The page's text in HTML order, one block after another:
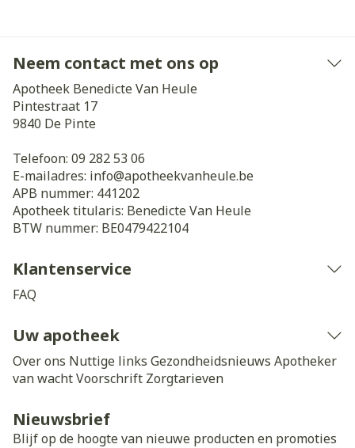
Neem contact met ons op
Apotheek Benedicte Van Heule
Pintestraat 17
9840 De Pinte
Telefoon: 09 282 53 06
E-mailadres: info@apotheekvanheule.be
APB nummer: 441202
Apotheek titularis: Benedicte Van Heule
BTW nummer: BE0479422104
Klantenservice
FAQ
Uw apotheek
Over ons Nuttige links Gezondheidsnieuws Apotheker
van wachtVoorschrift Zorgtarieven
Nieuwsbrief
Blijf op de hoogte van nieuwe producten en promoties